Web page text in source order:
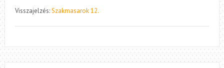
Visszajelzés:Szakmasarok 12.